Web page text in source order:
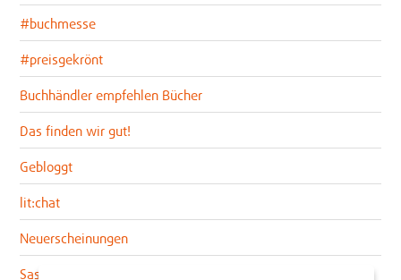
#buchmesse
#preisgekrönt
Buchhändler empfehlen Bücher
Das finden wir gut!
Gebloggt
lit:chat
Neuerscheinungen
Sascha im lit:blog